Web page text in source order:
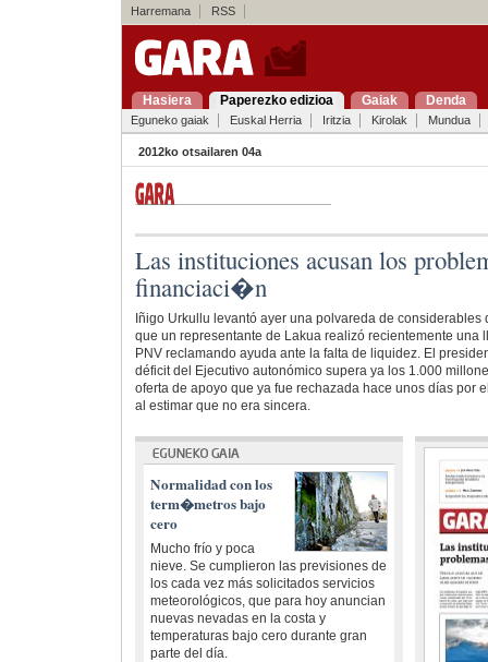
Harremana RSS
Hasiera Paperezko edizioa Gaiak Denda
Eguneko gaiak Euskal Herria Iritzia Kirolak Mundua
2012ko otsailaren 04a
Las instituciones acusan los
financiaci�n
Iñigo Urkullu levantó ayer una polvareda de
que un representante de Lakua realizó recientemente una
PNV reclamando ayuda ante la falta de liquidez. El
déficit del Ejecutivo autonómico supera ya los 1.000
oferta de apoyo que ya fue rechazada hace unos días por
al estimar que no era sincera.
Normalidad con los
term�metros bajo
cero
Mucho frío y poca
nieve. Se cumplieron las previsiones de
los cada vez más solicitados servicios
meteorológicos, que para hoy anuncian
nuevas nevadas en la costa y
temperaturas bajo cero durante gran
parte del día.